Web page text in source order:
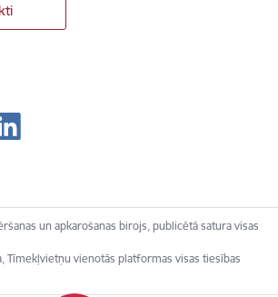
un apkarošanas birojs, publicētā satura visas
Tīmekļvietņu vienotās platformas visas tiesības